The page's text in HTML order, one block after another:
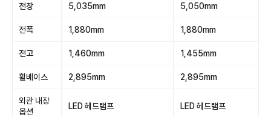
전장 5,035mm 5,050mm
전폭 1,880mm 1,880mm
전고 1,460mm 1,455mm
휠베이스 2,895mm 2,895mm
외관 내장
옵션
LED 헤드램프 LED 헤드램프